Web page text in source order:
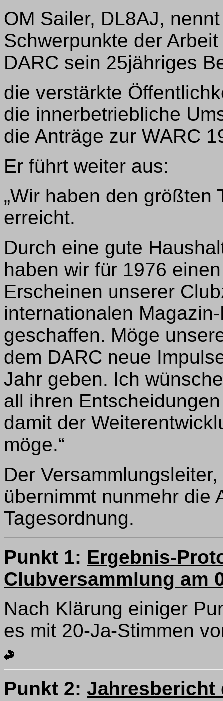
OM Sailer, DL8AJ,
Schwerpunkte der
DARC sein 25jähriges
die verstärkte
die innerbetriebliche
die Anträge zur WARC
Er führt weiter aus:
„Wir haben den größten
erreicht.
Durch eine gute
haben wir für 1976
Erscheinen unserer
internationalen
geschaffen. Möge
dem DARC neue
Jahr geben. Ich
all ihren
damit der
möge.“
Der
übernimmt nunmehr die
Tagesordnung.
Punkt 1: Ergebnis-
Clubversammlung am
Nach Klärung einiger
es mit 20-Ja-Stimmen
Punkt 2: Jahresbericht